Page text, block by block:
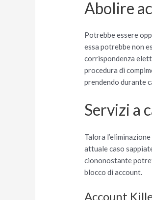
Abolire
Potrebbe essere
essa potrebbe non
corrispondenza
procedura di
prendendo durante
Servizi a
Talora
attuale caso
ciononostante
blocco di account.
Account